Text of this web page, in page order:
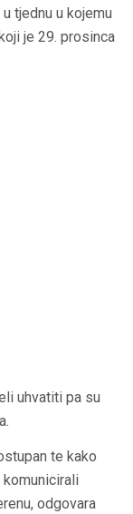
tjednu u kojemu
je 29. prosinca
uhvatiti pa su
te kako
odgovara